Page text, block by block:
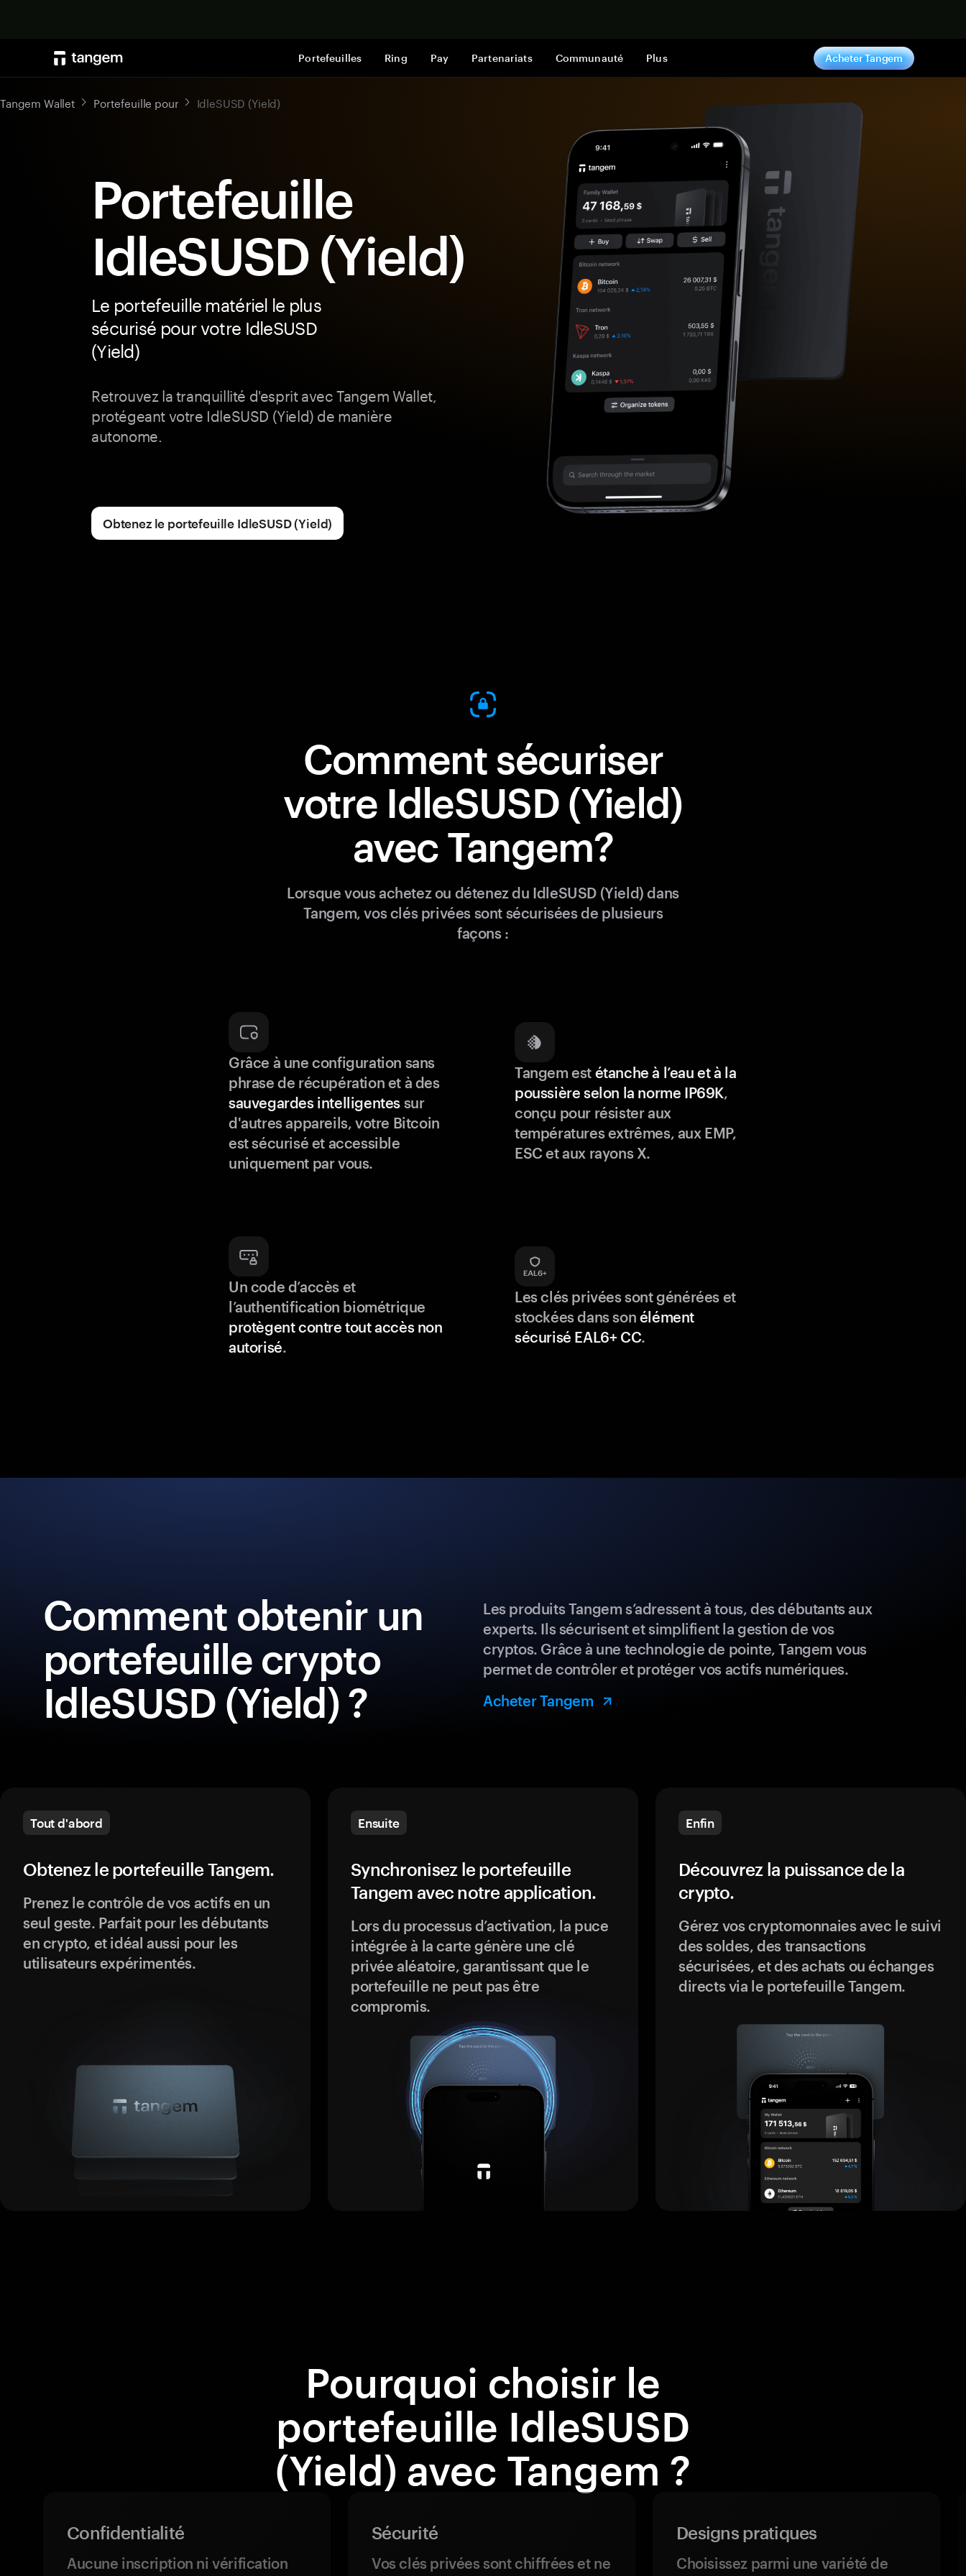
Portefeuilles Ring Pay Partenariats Communauté Plus Acheter Tangem
Tangem Wallet Portefeuille pour IdleSUSD (Yield)
Portefeuille
IdleSUSD (Yield)
Le portefeuille matériel le plus
sécurisé pour votre IdleSUSD
(Yield)
Retrouvez la tranquillité d'esprit avec Tangem Wallet,
protégeant votre IdleSUSD (Yield) de manière
autonome.
Obtenez le portefeuille IdleSUSD (Yield)
Comment sécuriser
votre IdleSUSD (Yield)
avec Tangem?
Lorsque vous achetez ou détenez du IdleSUSD (Yield) dans
Tangem, vos clés privées sont sécurisées de plusieurs
façons :
Grâce à une configuration sans
phrase de récupération et à des
sauvegardes intelligentes sur
d'autres appareils, votre Bitcoin
est sécurisé et accessible
uniquement par vous.
Tangem est étanche à l’eau et à la
poussière selon la norme IP69K,
conçu pour résister aux
températures extrêmes, aux EMP,
ESC et aux rayons X.
Un code d’accès et
l’authentification biométrique
protègent contre tout accès non
autorisé.
Les clés privées sont générées et
stockées dans son élément
sécurisé EAL6+ CC.
Comment obtenir un
portefeuille crypto
IdleSUSD (Yield) ?
Les produits Tangem s’adressent à tous, des débutants aux
experts. Ils sécurisent et simplifient la gestion de vos
cryptos. Grâce à une technologie de pointe, Tangem vous
permet de contrôler et protéger vos actifs numériques.
Acheter Tangem
Tout d'abord
Obtenez le portefeuille Tangem.
Prenez le contrôle de vos actifs en un
seul geste. Parfait pour les débutants
en crypto, et idéal aussi pour les
utilisateurs expérimentés.
Ensuite
Synchronisez le portefeuille
Tangem avec notre application.
Lors du processus d’activation, la puce
intégrée à la carte génère une clé
privée aléatoire, garantissant que le
portefeuille ne peut pas être
compromis.
Enfin
Découvrez la puissance de la
crypto.
Gérez vos cryptomonnaies avec le suivi
des soldes, des transactions
sécurisées, et des achats ou échanges
directs via le portefeuille Tangem.
Pourquoi choisir le
portefeuille IdleSUSD
(Yield) avec Tangem ?
Confidentialité
Aucune inscription ni vérification
Sécurité
Vos clés privées sont chiffrées et ne
Designs pratiques
Choisissez parmi une variété de